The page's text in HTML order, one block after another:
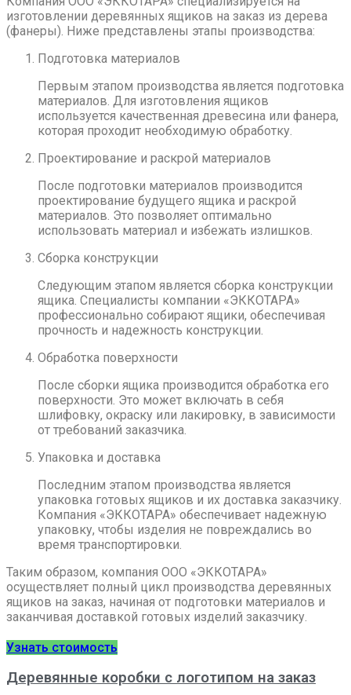
изготовлении деревянных ящиков на заказ из дерева
(фанеры). Ниже представлены этапы производства:
Подготовка материалов
Первым этапом производства является подготовка
материалов. Для изготовления ящиков
используется качественная древесина или фанера,
которая проходит необходимую обработку.
Проектирование и раскрой материалов
После подготовки материалов производится
проектирование будущего ящика и раскрой
материалов. Это позволяет оптимально
использовать материал и избежать излишков.
Сборка конструкции
Следующим этапом является сборка конструкции
ящика. Специалисты компании «ЭККОТАРА»
профессионально собирают ящики, обеспечивая
прочность и надежность конструкции.
Обработка поверхности
После сборки ящика производится обработка его
поверхности. Это может включать в себя
шлифовку, окраску или лакировку, в зависимости
от требований заказчика.
Упаковка и доставка
Последним этапом производства является
упаковка готовых ящиков и их доставка заказчику.
Компания «ЭККОТАРА» обеспечивает надежную
упаковку, чтобы изделия не повреждались во
время транспортировки.
Таким образом, компания ООО «ЭККОТАРА»
осуществляет полный цикл производства деревянных
ящиков на заказ, начиная от подготовки материалов и
заканчивая доставкой готовых изделий заказчику.
Узнать стоимость
Деревянные коробки с логотипом на заказ